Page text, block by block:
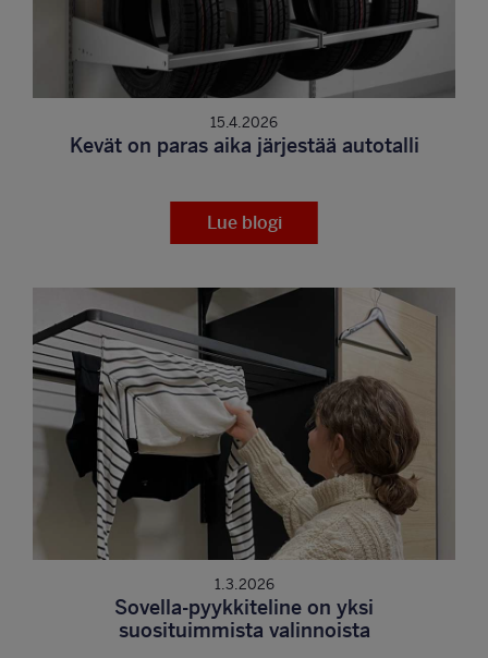
15.4.2026
Kevät on paras aika järjestää autotalli
Lue blogi
1.3.2026
Sovella-pyykkiteline on yksi
suosituimmista valinnoista